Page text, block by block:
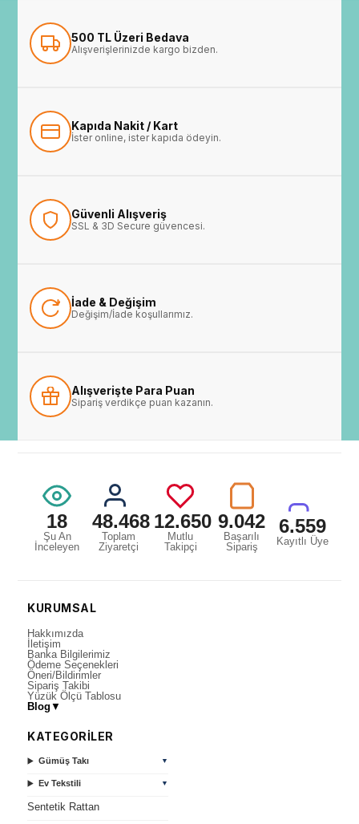
500 TL Üzeri Bedava
Alışverişlerinizde kargo bizden.
Kapıda Nakit / Kart
İster online, ister kapıda ödeyin.
Güvenli Alışveriş
SSL & 3D Secure güvencesi.
İade & Değişim
Değişim/İade koşullarımız.
Alışverişte Para Puan
Sipariş verdikçe puan kazanın.
18
Şu An
İnceleyen
48.468
Toplam
Ziyaretçi
12.650
Mutlu
Takipçi
9.042
Başarılı
Sipariş
6.559
Kayıtlı Üye
KURUMSAL
Hakkımızda
İletişim
Banka Bilgilerimiz
Ödeme Seçenekleri
Öneri/Bildirimler
Sipariş Takibi
Yüzük Ölçü Tablosu
Blog ▼
KATEGORİLER
Gümüş Takı ▼
Ev Tekstili ▼
Sentetik Rattan